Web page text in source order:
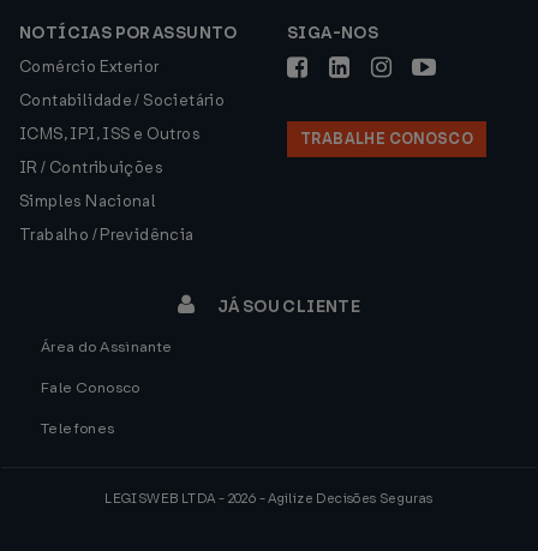
NOTÍCIAS POR ASSUNTO
Comércio Exterior
Contabilidade / Societário
ICMS, IPI, ISS e Outros
IR / Contribuições
Simples Nacional
Trabalho / Previdência
SIGA-NOS
TRABALHE CONOSCO
JÁ SOU CLIENTE
Área do Assinante
Fale Conosco
Telefones
LEGISWEB LTDA - 2026 - Agilize Decisões Seguras